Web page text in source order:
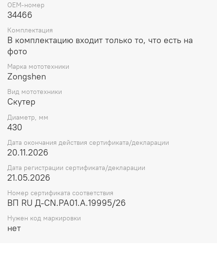
OEM-номер
34466
Комплектация
В комплектацию входит только то, что есть на
фото
Марка мототехники
Zongshen
Вид мототехники
Скутер
Диаметр, мм
430
Дата окончания действия сертификата/декларации
20.11.2026
Дата регистрации сертификата/декларации
21.05.2026
Номер сертификата соответствия
ВП RU Д-CN.РА01.А.19995/26
Нужен код маркировки
нет